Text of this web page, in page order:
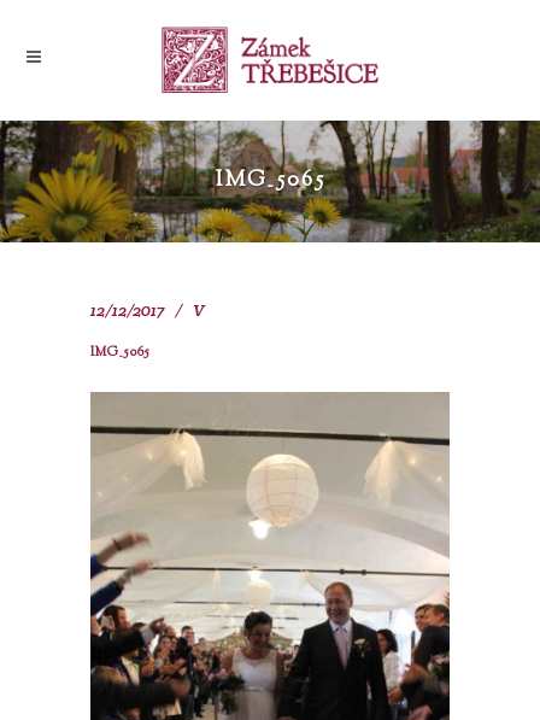
IMG_5065
12/12/2017 V
IMG_5065